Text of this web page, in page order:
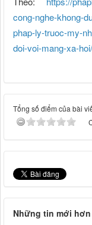
cong-nghe-khong-
phap-ly-truoc-my-
doi-voi-mang-xa-hoi/
Tổng số điểm của bài
Những tin mới hơn